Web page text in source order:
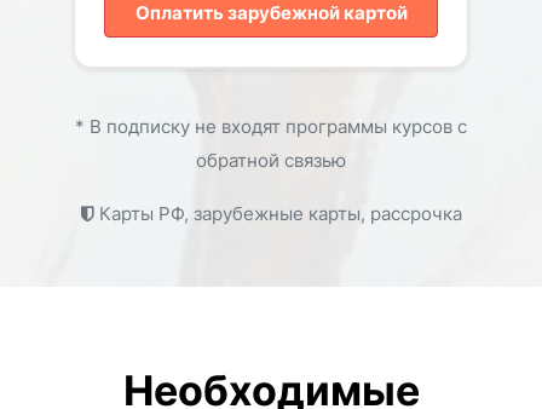
Оплатить зарубежной картой
* В подписку не входят программы курсов с
обратной связью
Карты РФ, зарубежные карты, рассрочка
Необходимые